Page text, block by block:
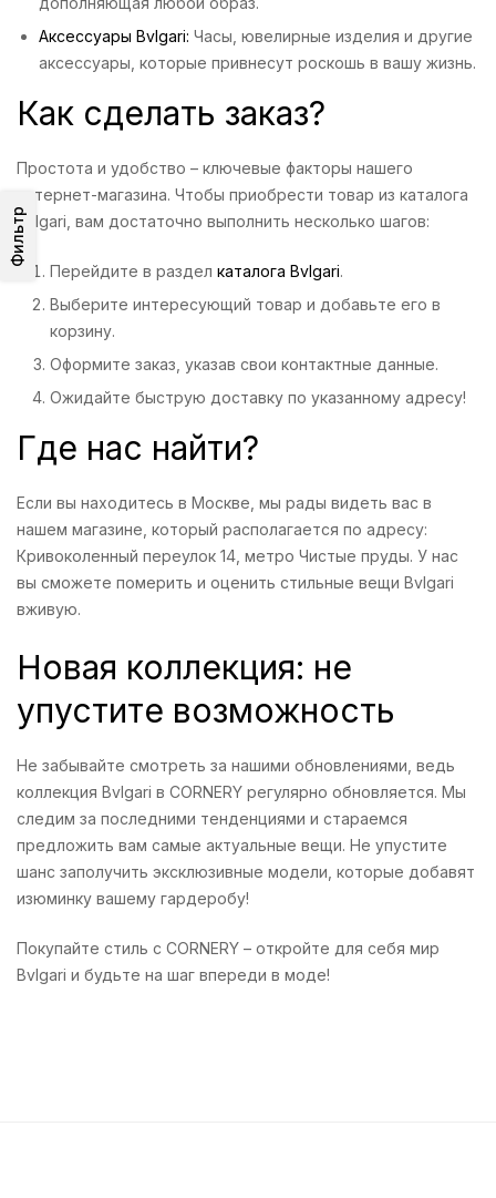
Фильтр
Аксессуары Bvlgari: Часы, ювелирные изделия и другие
аксессуары, которые привнесут роскошь в вашу жизнь.
Как сделать заказ?
Простота и удобство – ключевые факторы нашего
интернет-магазина. Чтобы приобрести товар из каталога
Bvlgari, вам достаточно выполнить несколько шагов:
Перейдите в раздел каталога Bvlgari.
Выберите интересующий товар и добавьте его в
корзину.
Оформите заказ, указав свои контактные данные.
Ожидайте быструю доставку по указанному адресу!
Где нас найти?
Если вы находитесь в Москве, мы рады видеть вас в
нашем магазине, который располагается по адресу:
Кривоколенный переулок 14, метро Чистые пруды. У нас
вы сможете померить и оценить стильные вещи Bvlgari
вживую.
Новая коллекция: не
упустите возможность
Не забывайте смотреть за нашими обновлениями, ведь
коллекция Bvlgari в CORNERY регулярно обновляется. Мы
следим за последними тенденциями и стараемся
предложить вам самые актуальные вещи. Не упустите
шанс заполучить эксклюзивные модели, которые добавят
изюминку вашему гардеробу!
Покупайте стиль с CORNERY – откройте для себя мир
Bvlgari и будьте на шаг впереди в моде!